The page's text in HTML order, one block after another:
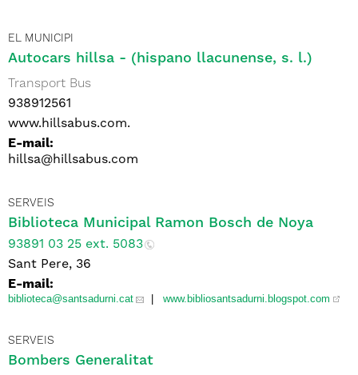
EL MUNICIPI
Autocars hillsa - (hispano llacunense, s. l.)
Transport Bus
938912561
www.hillsabus.com.
E-mail:
hillsa@hillsabus.com
SERVEIS
Biblioteca Municipal Ramon Bosch de Noya
93891 03 25 ext. 5083
Sant Pere, 36
E-mail:
biblioteca@santsadurni.cat www.bibliosantsadurni.blogspot.com
SERVEIS
Bombers Generalitat